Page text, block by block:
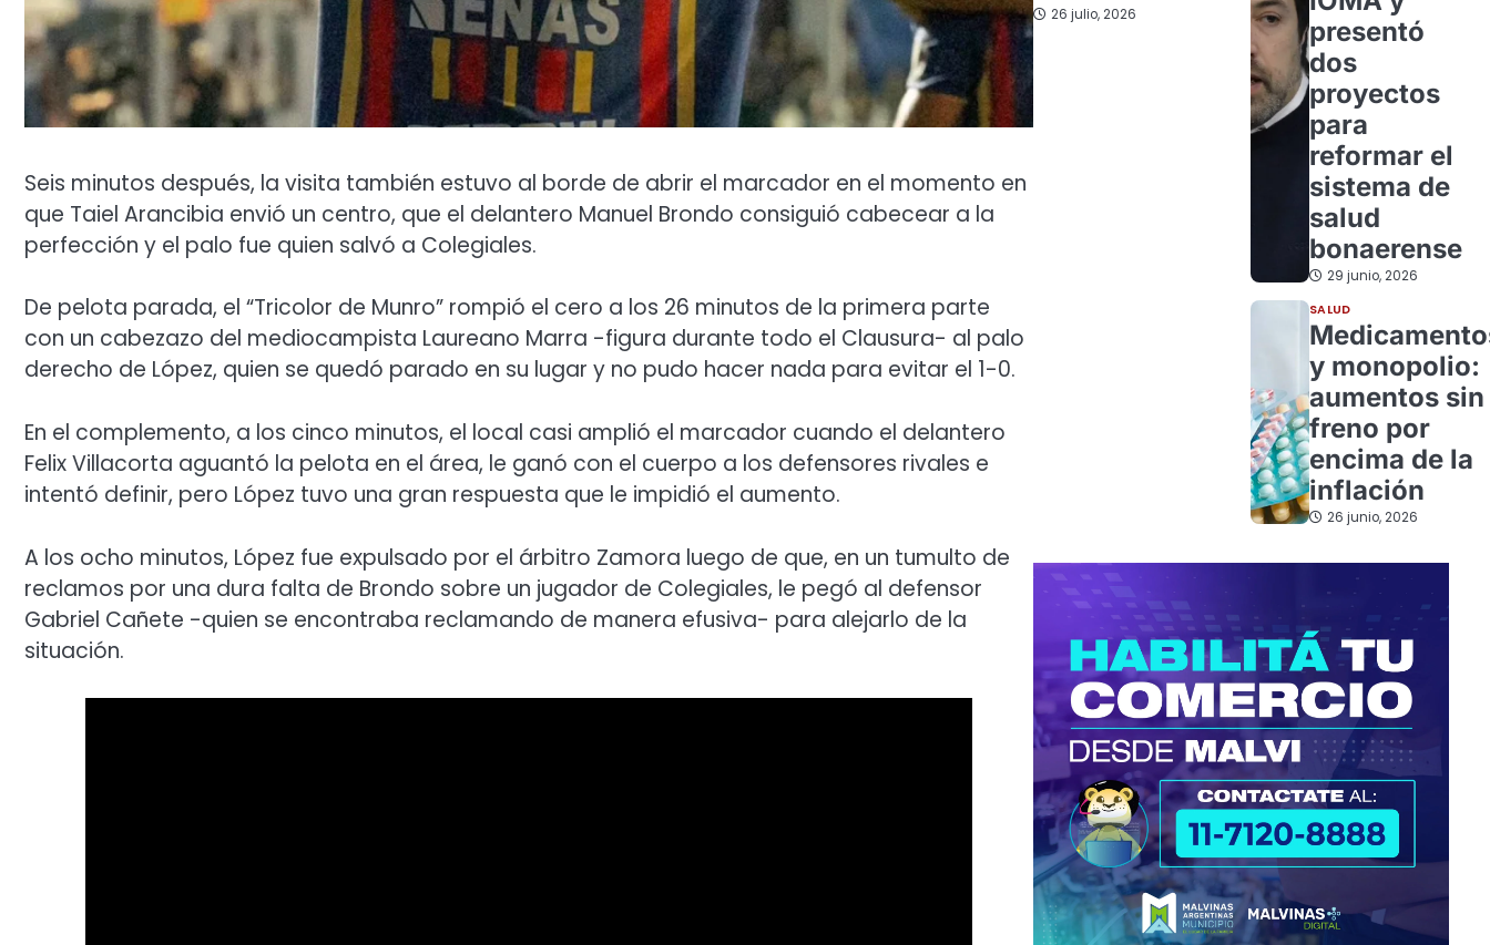
Seis minutos después, la visita también estuvo al borde de abrir el marcador en el momento en
que Taiel Arancibia envió un centro, que el delantero Manuel Brondo consiguió cabecear a la
perfección y el palo fue quien salvó a Colegiales.
De pelota parada, el “Tricolor de Munro” rompió el cero a los 26 minutos de la primera parte
con un cabezazo del mediocampista Laureano Marra -figura durante todo el Clausura- al palo
derecho de López, quien se quedó parado en su lugar y no pudo hacer nada para evitar el 1-0.
En el complemento, a los cinco minutos, el local casi amplió el marcador cuando el delantero
Felix Villacorta aguantó la pelota en el área, le ganó con el cuerpo a los defensores rivales e
intentó definir, pero López tuvo una gran respuesta que le impidió el aumento.
A los ocho minutos, López fue expulsado por el árbitro Zamora luego de que, en un tumulto de
reclamos por una dura falta de Brondo sobre un jugador de Colegiales, le pegó al defensor
Gabriel Cañete -quien se encontraba reclamando de manera efusiva- para alejarlo de la
situación.
26 julio, 2026
presentó
dos
proyectos
para
reformar el
sistema de
salud
bonaerense
29 junio, 2026
SALUD
y monopolio:
aumentos sin
freno por
encima de la
inflación
26 junio, 2026